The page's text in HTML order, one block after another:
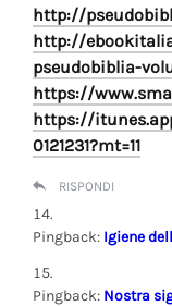
http://
http://
pseudobiblia-
https://
https://
0121231?mt=11
RISPONDI
Pingback: Igiene
Pingback: Nostra